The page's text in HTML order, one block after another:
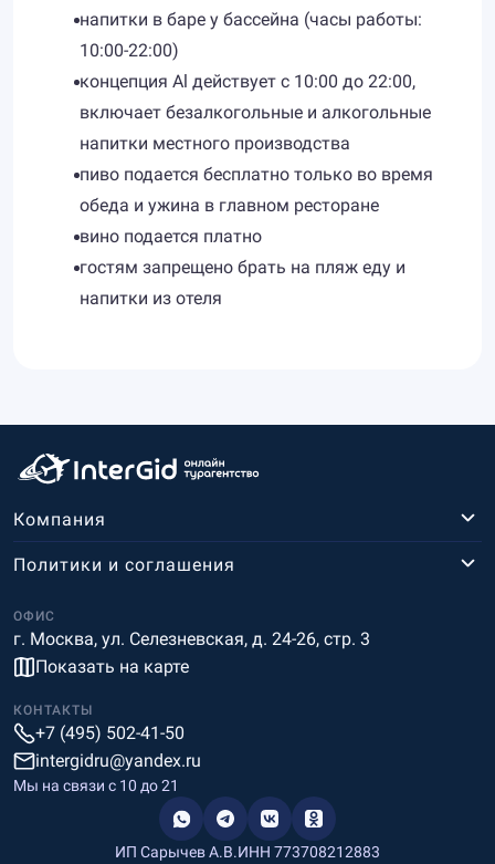
напитки в баре у бассейна (часы работы:
10:00-22:00)
концепция Al действует с 10:00 до 22:00,
включает безалкогольные и алкогольные
напитки местного производства
пиво подается бесплатно только во время
обеда и ужина в главном ресторане
вино подается платно
гостям запрещено брать на пляж еду и
напитки из отеля
Компания
ОФИС
г. Москва, ул. Селезневская, д. 24-26, стр. 3
Показать на карте
Политики и соглашения
КОНТАКТЫ
+7 (495) 502-41-50
intergidru@yandex.ru
Мы на связи c 10 до 21
ИП Сарычев А.В.ИНН 773708212883